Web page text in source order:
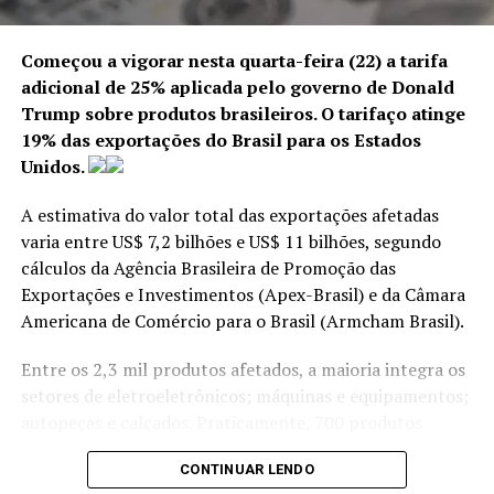
também em taxas de
crédito mais baixas.”
O relatório destaca que o sistema de pagamentos
instantâneos acelerou a transformação digital do
bancos digitais.
ANÚNCIO
Ao mesmo tempo, o Fundo alerta para o aumento dos
Começou a vigorar nesta quarta-feira (22) a tarifa
adicional de 25% aplicada pelo governo de Donald
Trump sobre produtos brasileiros. O tarifaço atinge
19% das exportações do Brasil para os Estados
Unidos.
A estimativa do valor total das exportações afetadas
varia entre US$ 7,2 bilhões e US$ 11 bilhões, segundo
cálculos da Agência Brasileira de Promoção das
Exportações e Investimentos (Apex-Brasil) e da Câmara
Americana de Comércio para o Brasil (Armcham Brasil).
Entre os 2,3 mil produtos afetados, a maioria integra os
setores de eletroeletrônicos; máquinas e equipamentos;
estão isentos da tarifa, número superior aos 615
previstos durante as negociações.
CONTINUAR LENDO